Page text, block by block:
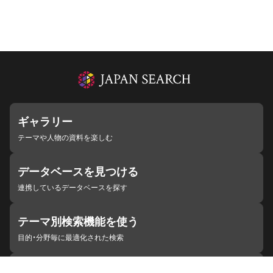
ギャラリー
テーマや人物の資料を楽しむ
データベースを見つける
連携しているデータベースを探す
テーマ別検索機能を使う
目的・分野毎に最適化された検索